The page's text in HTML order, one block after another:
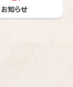
お知らせ